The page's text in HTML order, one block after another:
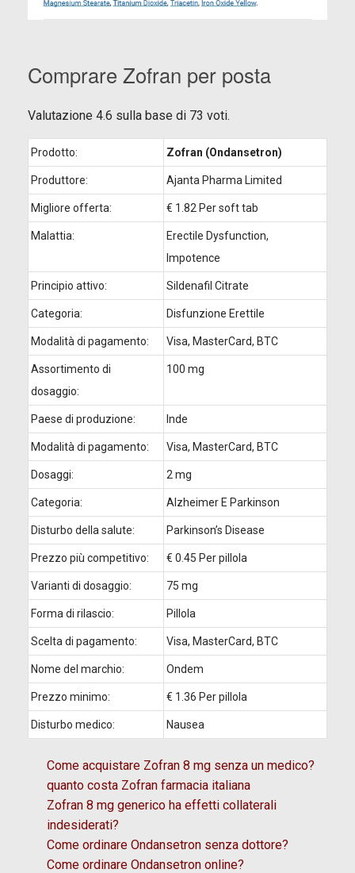
Comprare Zofran per posta
Valutazione 4.6 sulla base di 73 voti.
Prodotto: Zofran (Ondansetron)
Produttore: Ajanta Pharma Limited
Migliore offerta: € 1.82 Per soft tab
Malattia:
Erectile Dysfunction,
Impotence
Principio attivo: Sildenafil Citrate
Categoria: Disfunzione Erettile
Modalità di pagamento: Visa, MasterCard, BTC
Assortimento di
dosaggio:
100 mg
Paese di produzione: Inde
Modalità di pagamento: Visa, MasterCard, BTC
Dosaggi: 2 mg
Categoria: Alzheimer E Parkinson
Disturbo della salute: Parkinson’s Disease
Prezzo più competitivo: € 0.45 Per pillola
Varianti di dosaggio: 75 mg
Forma di rilascio: Pillola
Scelta di pagamento: Visa, MasterCard, BTC
Nome del marchio: Ondem
Prezzo minimo: € 1.36 Per pillola
Disturbo medico: Nausea
Come acquistare Zofran 8 mg senza un medico?
quanto costa Zofran farmacia italiana
Zofran 8 mg generico ha effetti collaterali
indesiderati?
Come ordinare Ondansetron senza dottore?
Come ordinare Ondansetron online?